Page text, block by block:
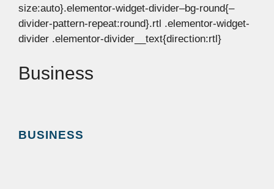
size:auto}.elementor-widget-divider–bg-round{–
divider-pattern-repeat:round}.rtl .elementor-widget-
divider .elementor-divider__text{direction:rtl}
Business
BUSINESS